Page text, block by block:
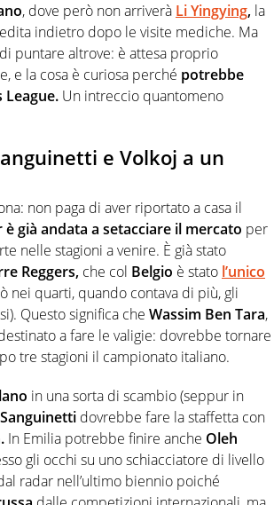
, dove però non arriverà Li Yingying, la
indietro dopo le visite mediche. Ma
puntare altrove: è attesa proprio
e la cosa è curiosa perché potrebbe
Un intreccio quantomeno
e Volkoj a un
non paga di aver riportato a casa il
è già andata a setacciare il mercato per
nelle stagioni a venire. È già stato
Reggers, che col Belgio è stato l’unico
nei quarti, quando contava di più, gli
Questo significa che Wassim Ben Tara,
a fare le valigie: dovrebbe tornare
tre stagioni il campionato italiano.
in una sorta di scambio (seppur in
dovrebbe fare la staffetta con
In Emilia potrebbe finire anche Oleh
gli occhi su uno schiacciatore di livello
radar nell’ultimo biennio poiché